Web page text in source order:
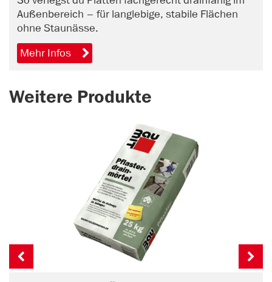
Außenbereich – für langlebige, stabile Flächen
ohne Staunässe.
Mehr Infos
Weitere Produkte